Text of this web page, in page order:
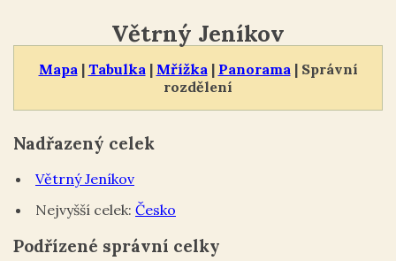
Mapa | Tabulka | Mřížka | Panorama | Správní
rozdělení
Větrný Jeníkov
Nadřazený celek
Větrný Jeníkov
Nejvyšší celek: Česko
Podřízené správní celky